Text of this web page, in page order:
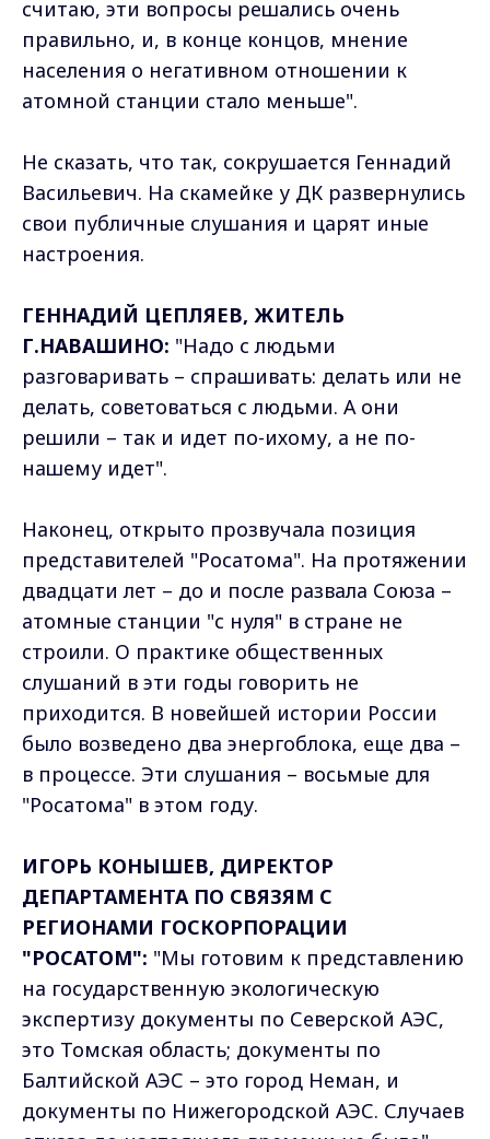
считаю, эти вопросы решались очень
правильно, и, в конце концов, мнение
населения о негативном отношении к
атомной станции стало меньше".
Не сказать, что так, сокрушается Геннадий
Васильевич. На скамейке у ДК развернулись
свои публичные слушания и царят иные
настроения.
ГЕННАДИЙ ЦЕПЛЯЕВ, ЖИТЕЛЬ
Г.НАВАШИНО: "Надо с людьми
разговаривать – спрашивать: делать или не
делать, советоваться с людьми. А они
решили – так и идет по-ихому, а не по-
нашему идет".
Наконец, открыто прозвучала позиция
представителей "Росатома". На протяжении
двадцати лет – до и после развала Союза –
атомные станции "с нуля" в стране не
строили. О практике общественных
слушаний в эти годы говорить не
приходится. В новейшей истории России
было возведено два энергоблока, еще два –
в процессе. Эти слушания – восьмые для
"Росатома" в этом году.
ИГОРЬ КОНЫШЕВ, ДИРЕКТОР
ДЕПАРТАМЕНТА ПО СВЯЗЯМ С
РЕГИОНАМИ ГОСКОРПОРАЦИИ
"РОСАТОМ": "Мы готовим к представлению
на государственную экологическую
экспертизу документы по Северской АЭС,
это Томская область; документы по
Балтийской АЭС – это город Неман, и
документы по Нижегородской АЭС. Случаев